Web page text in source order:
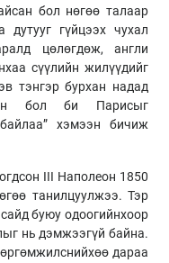
бол нөгөө талаар
гүйцээх чухал
цөлөгдөж, англи
сүүлийн жилүүдийг
тэнгэр бурхан надад
бол би Парисыг
хэмээн бичиж
III Наполеон 1850
танилцуулжээ. Тэр
буюу одоогийнхоор
нь дэмжээгүй байна.
дараа